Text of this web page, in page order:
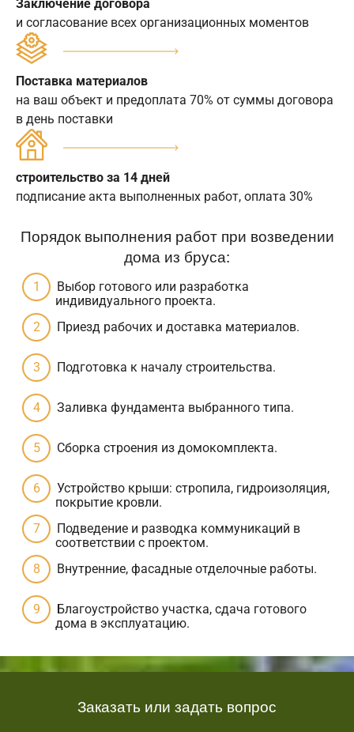
Заключение договора
и согласование всех организационных моментов
Поставка материалов
на ваш объект и предоплата 70% от суммы договора
в день поставки
строительство за 14 дней
подписание акта выполненных работ, оплата 30%
Порядок выполнения работ при возведении
дома из бруса:
Выбор готового или разработка
индивидуального проекта.
Приезд рабочих и доставка материалов.
Подготовка к началу строительства.
Заливка фундамента выбранного типа.
Сборка строения из домокомплекта.
Устройство крыши: стропила, гидроизоляция,
покрытие кровли.
Подведение и разводка коммуникаций в
соответствии с проектом.
Внутренние, фасадные отделочные работы.
Благоустройство участка, сдача готового
дома в эксплуатацию.
Заказать или задать вопрос